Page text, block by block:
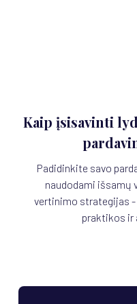
Kaip įsisavinti
Padidinkite savo
naudodami išsamų
vertinimo strategijas
praktikos ir